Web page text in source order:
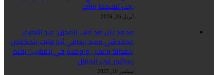
يجب تنفيذها بالأمر
أبريل 26, 2026
محمد زيان ضد قلب المخزن: عبد اللطيف
الحموشي وعبد الوافي أبو لفيت يتحكمون
بالعدالة والمال والإعلام في المغرب” بقلم
الدكتور عزت الجمال
سبتمبر 19, 2025